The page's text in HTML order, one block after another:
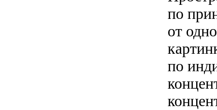
по
от
по